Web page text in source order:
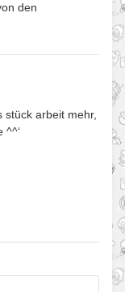
den
stück arbeit mehr,
^^‘